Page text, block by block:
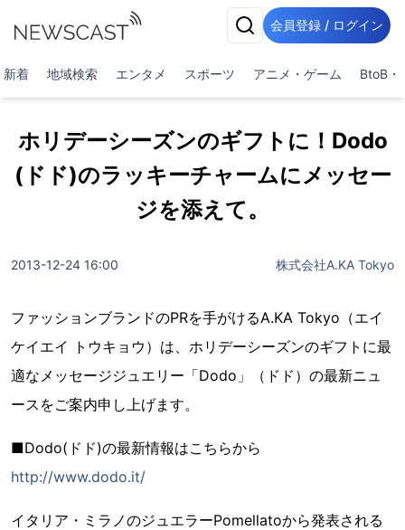
会員登録 / ログイン
新着 地域検索 エンタメ スポーツ アニメ・ゲーム BtoB・
ホリデーシーズンのギフトに！Dodo
(ドド)のラッキーチャームにメッセー
ジを添えて。
2013-12-24 16:00 株式会社A.KA Tokyo
ファッションブランドのPRを手がけるA.KA Tokyo（エイ
ケイエイ トウキョウ）は、ホリデーシーズンのギフトに最
適なメッセージジュエリー「Dodo」（ドド）の最新ニュ
ースをご案内申し上げます。
■Dodo(ドド)の最新情報はこちらから
http://www.dodo.it/
イタリア・ミラノのジュエラーPomellatoから発表される